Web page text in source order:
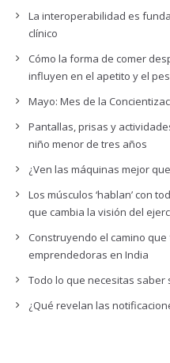
La interoperabilidad es
clínico
Cómo la forma de comer
influyen en el apetito y el
Mayo: Mes de la
Pantallas, prisas y
niño menor de tres años
¿Ven las máquinas mejor
Los músculos ‘hablan’ con
que cambia la visión del
Construyendo el camino
emprendedoras en India
Todo lo que necesitas saber
¿Qué revelan las